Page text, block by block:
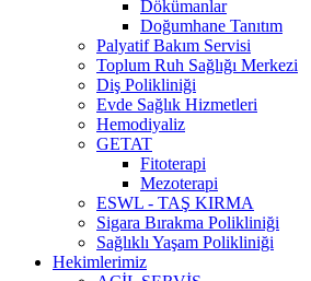
Dökümanlar
Doğumhane Tanıtım
Palyatif Bakım Servisi
Toplum Ruh Sağlığı Merkezi
Diş Polikliniği
Evde Sağlık Hizmetleri
Hemodiyaliz
GETAT
Fitoterapi
Mezoterapi
ESWL - TAŞ KIRMA
Sigara Bırakma Polikliniği
Sağlıklı Yaşam Polikliniği
Hekimlerimiz